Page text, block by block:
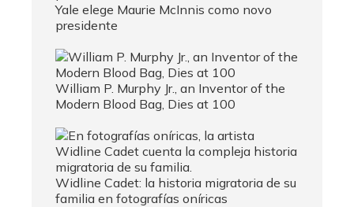
Yale elege Maurie McInnis como novo
presidente
William P. Murphy Jr., an Inventor of the
Modern Blood Bag, Dies at 100
Widline Cadet: la historia migratoria de su
familia en fotografías oníricas